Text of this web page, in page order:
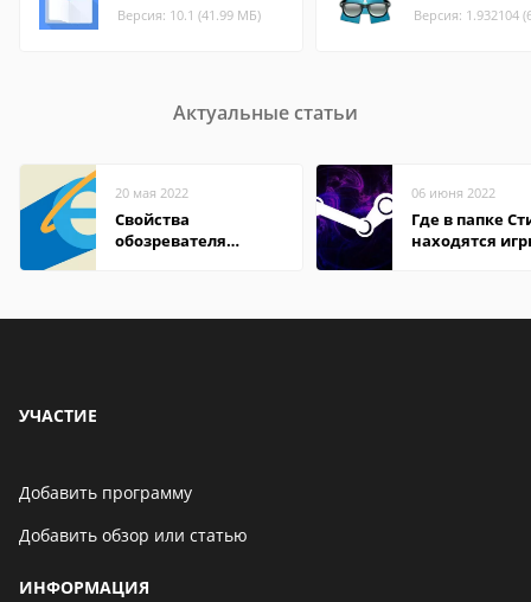
Версия: 10.1 (41.99 МБ) Версия: 1.932104
Актуальные статьи
20 мая 2022
Свойства
обозревателя
06 июня 2022
Где в папке
находятся
УЧАСТИЕ
Добавить программу
Добавить обзор или статью
ИНФОРМАЦИЯ